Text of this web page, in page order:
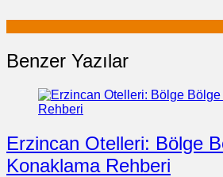
Benzer Yazılar
Erzincan Otelleri: Bölge
Konaklama Rehberi